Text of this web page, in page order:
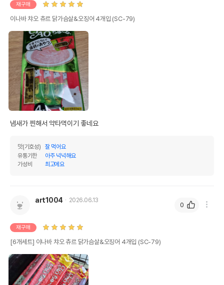
재구매
이나바 챠오 츄르 닭가슴살&오징어 4개입 (SC-79)
냄새가 찐해서 약타먹이기 좋네요
맛(기호성)
잘 먹어요
유통기한
아주 넉넉해요
가성비
최고에요
art1004 2026.06.13
재구매
[6개세트] 이나바 챠오 츄르 닭가슴살&오징어 4개입 (SC-79)
0